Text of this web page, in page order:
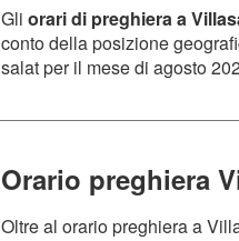
Gli orari di preghiera a
conto della posizione
salat per il mese di agosto
Orario preghiera
Oltre al orario preghiera a